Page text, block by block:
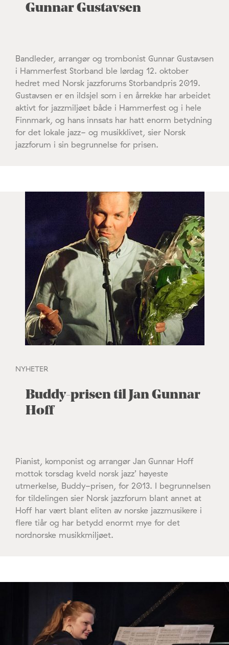
Gunnar Gustavsen
Bandleder, arrangør og trombonist Gunnar Gustavsen
i Hammerfest Storband ble lørdag 12. oktober
hedret med Norsk jazzforums Storbandpris 2019.
Gustavsen er en ildsjel som i en årrekke har arbeidet
aktivt for jazzmiljøet både i Hammerfest og i hele
Finnmark, og hans innsats har hatt enorm betydning
for det lokale jazz- og musikklivet, sier Norsk
jazzforum i sin begrunnelse for prisen.
NYHETER
Buddy-prisen til Jan Gunnar
Hoff
Pianist, komponist og arrangør Jan Gunnar Hoff
mottok torsdag kveld norsk jazz’ høyeste
utmerkelse, Buddy-prisen, for 2013. I begrunnelsen
for tildelingen sier Norsk jazzforum blant annet at
Hoff har vært blant eliten av norske jazzmusikere i
flere tiår og har betydd enormt mye for det
nordnorske musikkmiljøet.